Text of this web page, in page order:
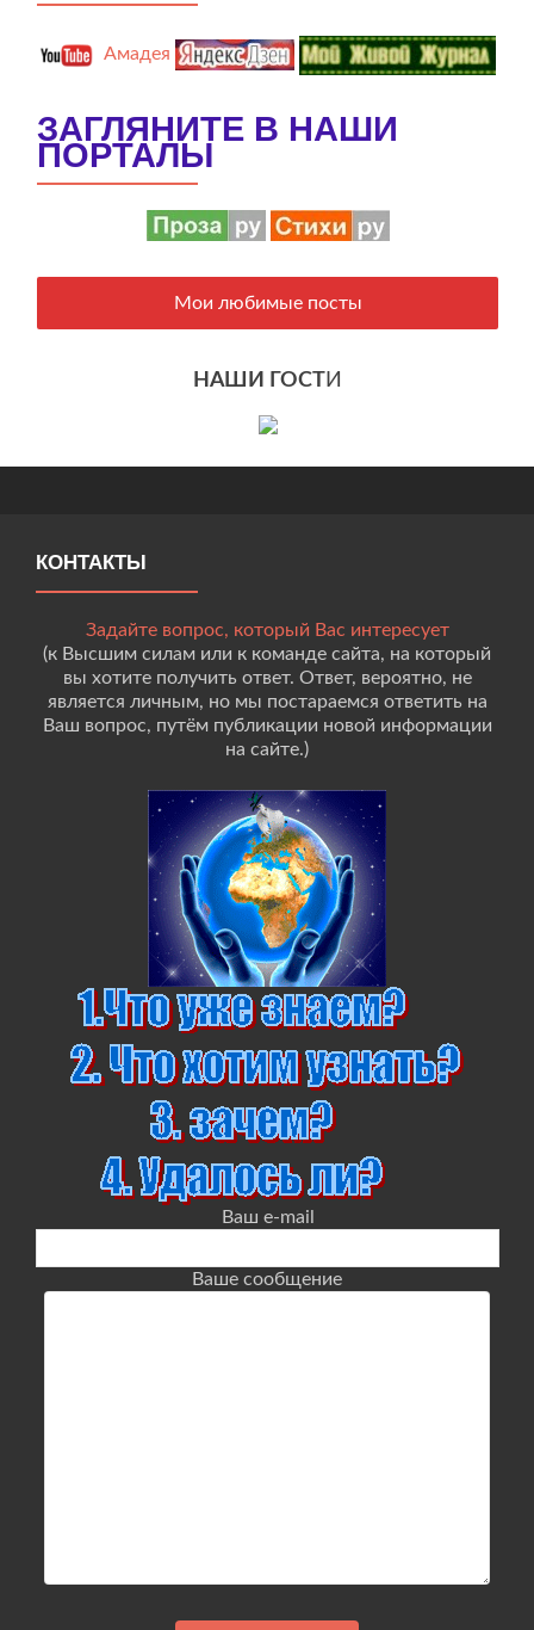
Амадея
ЗАГЛЯНИТЕ В НАШИ
ПОРТАЛЫ
Мои любимые посты
НАШИ ГОСТИ
КОНТАКТЫ
Задайте вопрос, который Вас интересует
(к Высшим силам или к команде сайта, на который
вы хотите получить ответ. Ответ, вероятно, не
является личным, но мы постараемся ответить на
Ваш вопрос, путём публикации новой информации
на сайте.)
Ваш e-mail
Ваше сообщение